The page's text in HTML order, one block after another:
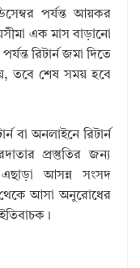
পর্যন্ত আয়কর
এক মাস বাড়ানো
পর্যন্ত রিটার্ন জমা দিতে
তবে শেষ সময় হবে
বা অনলাইনে রিটার্ন
প্রস্তুতির জন্য
আসন্ন সংসদ
থেকে আসা অনুরোধের